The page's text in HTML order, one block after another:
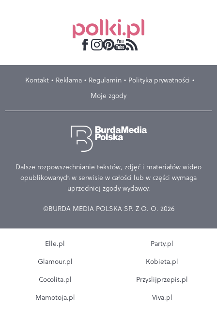
Kontakt Reklama Regulamin
Polityka prywatności
Moje zgody
Dalsze rozpowszechnianie tekstów, zdjęć i materiałów wideo
opublikowanych w serwisie w całości lub w części wymaga
uprzedniej zgody wydawcy.
©BURDA MEDIA POLSKA SP. Z O. O. 2026
Elle.pl
Glamour.pl
Cocolita.pl
Mamotoja.pl
Party.pl
Kobieta.pl
Przyslijprzepis.pl
Viva.pl